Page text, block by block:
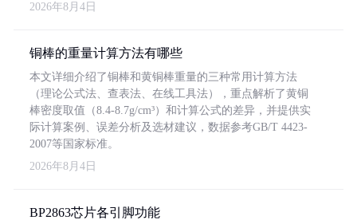
2026年8月4日
铜棒的重量计算方法有哪些
本文详细介绍了铜棒和黄铜棒重量的三种常用计算方法
（理论公式法、查表法、在线工具法），重点解析了黄铜
棒密度取值（8.4-8.7g/cm³）和计算公式的差异，并提供实
际计算案例、误差分析及选材建议，数据参考GB/T 4423-
2007等国家标准。
2026年8月4日
BP2863芯片各引脚功能